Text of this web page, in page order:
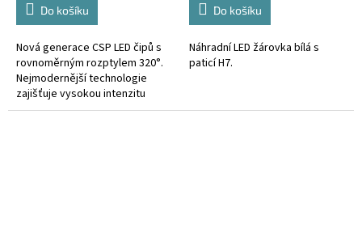
Do košíku
Nová generace CSP LED čipů s
rovnoměrným rozptylem 320°.
Nejmodernější technologie
zajišťuje vysokou intenzitu
(1100 lm) osvětlení současně s
Do košíku
Náhradní LED žárovka bílá s
paticí H7.